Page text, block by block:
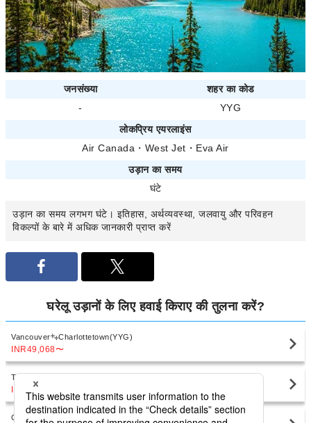
जनसंख्या
शहर का कोड
-
YYG
लोकप्रिय एयरलाइंस
Air Canada ・ West Jet ・ Eva Air
उड़ान का समय
घंटे
उड़ान का समय लगभग घंटे। इतिहास, अर्थव्यवस्था, जलवायु और परिवहन
विकल्पों के बारे में अधिक जानकारी प्राप्त करें
घरेलू उड़ानों के लिए हवाई किराए की तुलना करें?
Vancouver Charlottetown(YYG)
INR49,068〜
Toronto
INR33,272
Calgary Charlottetown(YYG)